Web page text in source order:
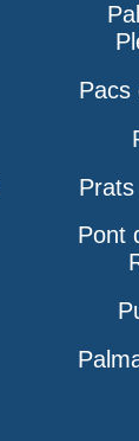
Pacs
Pont